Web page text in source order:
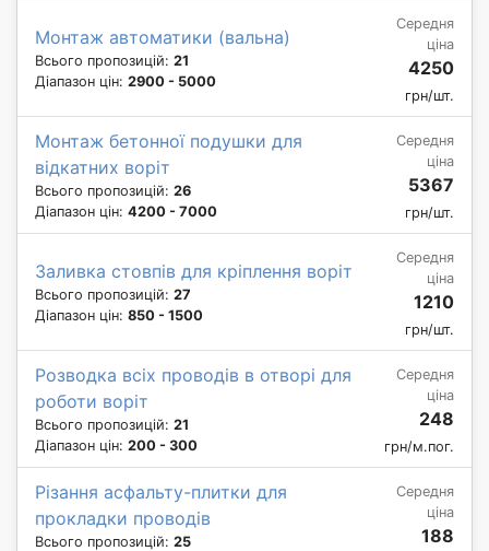
Монтаж автоматики (вальна)
Всього пропозицій: 21
Діапазон цін: 2900 - 5000
Середня
ціна
4250
грн/шт.
Монтаж бетонної подушки для
відкатних воріт
Всього пропозицій: 26
Діапазон цін: 4200 - 7000
Середня
ціна
5367
грн/шт.
Заливка стовпів для кріплення воріт
Всього пропозицій: 27
Діапазон цін: 850 - 1500
Середня
ціна
1210
грн/шт.
Розводка всіх проводів в отворі для
роботи воріт
Всього пропозицій: 21
Діапазон цін: 200 - 300
Середня
ціна
248
грн/м.пог.
Різання асфальту-плитки для
прокладки проводів
Всього пропозицій: 25
Середня
ціна
188